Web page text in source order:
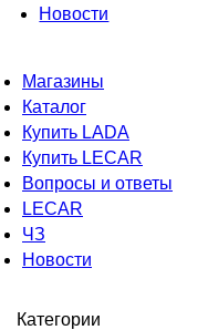
Новости
Магазины
Каталог
Купить LADA
Купить LECAR
Вопросы и ответы
LECAR
ЧЗ
Новости
Категории